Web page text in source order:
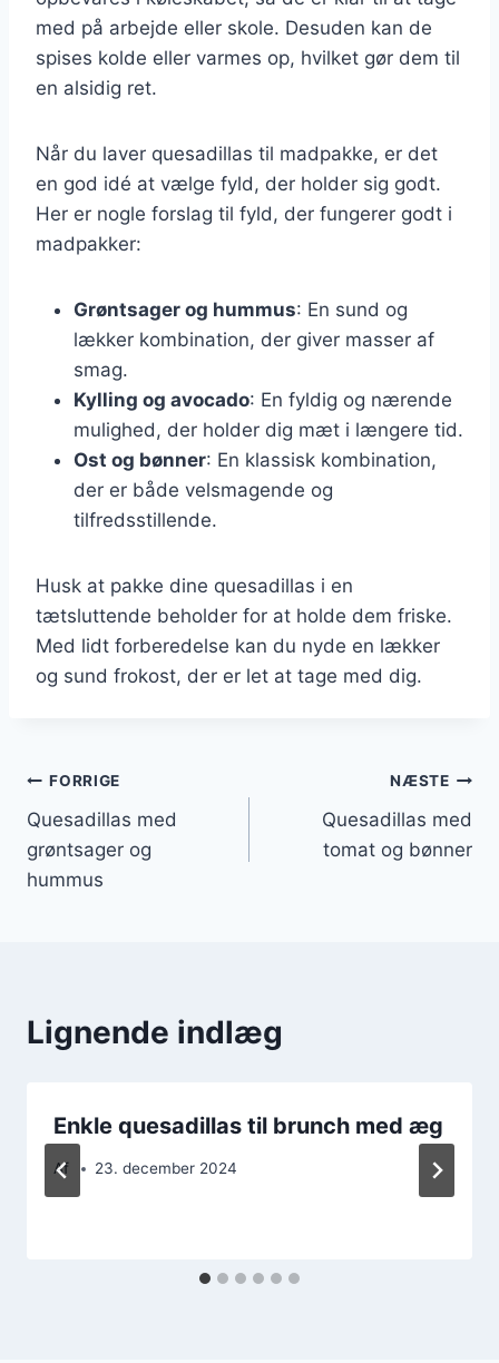
med på arbejde eller skole. Desuden kan de
spises kolde eller varmes op, hvilket gør dem til
en alsidig ret.
Når du laver quesadillas til madpakke, er det
en god idé at vælge fyld, der holder sig godt.
Her er nogle forslag til fyld, der fungerer godt i
madpakker:
Grøntsager og hummus: En sund og
lækker kombination, der giver masser af
smag.
Kylling og avocado: En fyldig og nærende
mulighed, der holder dig mæt i længere tid.
Ost og bønner: En klassisk kombination,
der er både velsmagende og
tilfredsstillende.
Husk at pakke dine quesadillas i en
tætsluttende beholder for at holde dem friske.
Med lidt forberedelse kan du nyde en lækker
og sund frokost, der er let at tage med dig.
Indlægsnavigation
FORRIGE
Quesadillas med
grøntsager og
hummus
NÆSTE
Quesadillas med
tomat og bønner
Lignende indlæg
Enkle quesadillas til brunch med æg
Af 23. december 2024